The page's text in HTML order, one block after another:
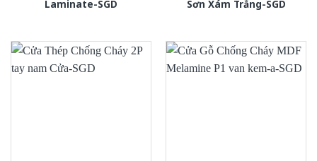
Laminate-SGD
Sơn Xám Trắng-SGD